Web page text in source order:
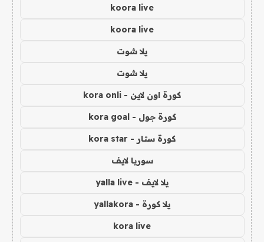
koora live
koora live
يلا شوت
يلا شوت
كورة اون لاين - kora onli
كورة جول - kora goal
كورة ستار - kora star
سوريا لايف
يلا لايف - yalla live
يلا كورة - yallakora
kora live